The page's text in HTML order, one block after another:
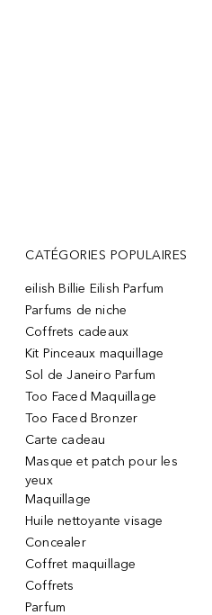
CATÉGORIES POPULAIRES
eilish Billie Eilish Parfum
Parfums de niche
Coffrets cadeaux
Kit Pinceaux maquillage
Sol de Janeiro Parfum
Too Faced Maquillage
Too Faced Bronzer
Carte cadeau
Masque et patch pour les
yeux
Maquillage
Huile nettoyante visage
Concealer
Coffret maquillage
Coffrets
Parfum